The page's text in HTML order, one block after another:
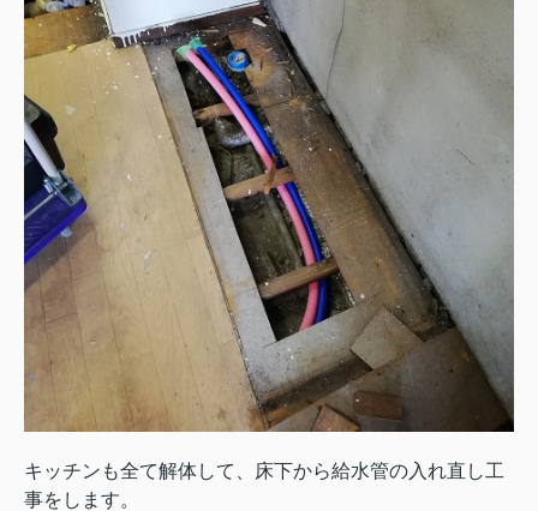
キッチンも全て解体して、床下から給水管の入れ直し工
事をします。